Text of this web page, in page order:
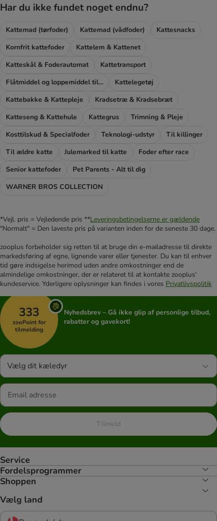
Har du ikke fundet noget endnu?
Kattemad (tørfoder) Kattemad (vådfoder)
Kattesnacks
Kornfrit kattefoder
Kattelem & Kattenet
Katteskål & Foderautomat
Kattetransport
Flåtmiddel og loppemiddel til katte
Kattelegetøj
Kattebakke & Kattepleje
Kradsetræ & Kradsebræt
Katteseng & Kattehule
Kattegrus
Trimning & Pleje
Kosttilskud & Specialfoder
Teknologi-udstyr
Til killinger
Til ældre katte
Julemarked til katte
Foder efter race
Senior kattefoder
Pet Parents - Alt til dig
WARNER BROS COLLECTION
*Vejl. pris = Vejledende pris **Leveringsbetingelserne er gældende
"Normalt" = Den laveste pris på varianten inden for de seneste 30 dage.
zooplus forbeholder sig retten til at bruge din e-mailadresse til direkte
markedsføring af egne, lignende varer eller tjenester. Du kan til enhver
tid gøre indsigelse herimod uden andre omkostninger end de
almindelige omkostninger, der er relateret til at kontakte zooplus'
kundeservice. Yderligere oplysninger kan findes i vores Privatlivspolitik
333
zooPoint for
tilmelding
Nyhedsbrev – Gå ikke glip af personlige tilbud,
rabatter og gavekort!
Vælg dit kæledyr
Tilmeld
Service
Fordelsprogrammer
Shoppen
Vælg land